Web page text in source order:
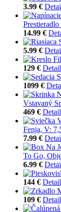
3.99 €
14.99 €
5.99 €
129 € Detail
1099 €
Vstavaný
469 € Detail
Fenja, V:
7.99 €
To Go,
6.99 €
144 € Detail
109 € Detail